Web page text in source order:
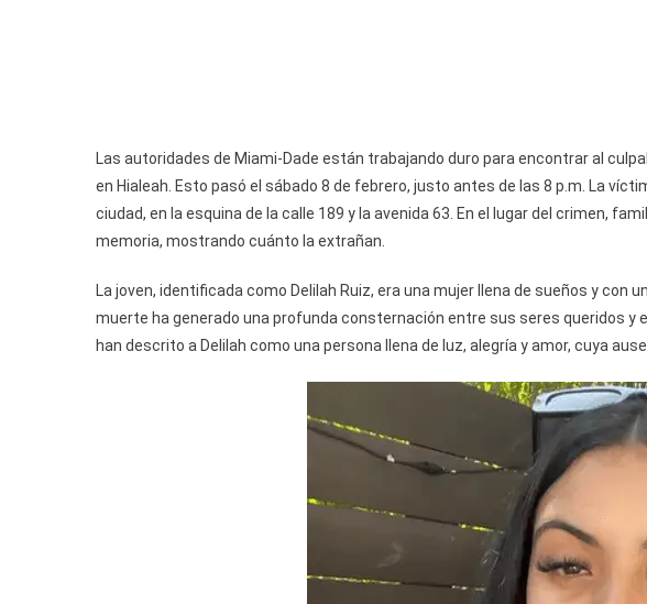
Las autoridades de Miami-Dade están trabajando duro para encontrar al
en Hialeah. Esto pasó el sábado 8 de febrero, justo antes de las 8 p.m. La
ciudad, en la esquina de la calle 189 y la avenida 63. En el lugar del crimen,
memoria, mostrando cuánto la extrañan.
La joven, identificada como Delilah Ruiz, era una mujer llena de sueños y con
muerte ha generado una profunda consternación entre sus seres queridos y
han descrito a Delilah como una persona llena de luz, alegría y amor, cuya